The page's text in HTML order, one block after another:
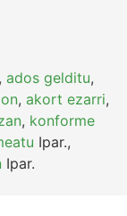
,ados gelditu,
,akort ezarri,
, konforme
Ipar.,
Ipar.